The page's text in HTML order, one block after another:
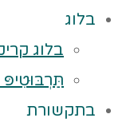
בלוג
בלוג
תַּרְבּוּטִיפּ
בתקשורת